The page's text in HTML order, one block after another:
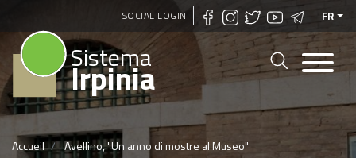
Aller
au
contenu
principal
SOCIAL LOGIN FR
Sistema
Irpinia
Accueil Avellino, "Un anno di mostre al Museo"